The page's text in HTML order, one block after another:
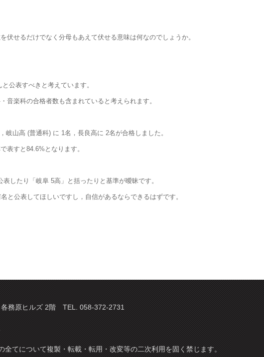
せるだけでなく分母もあえて伏せる意味は何なのでしょうか。
公表すべきと考えています。
楽科の合格者数も含まれていると考えられます。
山高 (普通科) に 1名，長良高に 2名が合格しました。
表すと84.6%となります。
したり「岐阜 5高」と括ったりと基準が曖昧です。
公表してほしいですし，自信があるならできるはずです。
務原ヒルズ 2階 TEL. 058-372-2731
てについて複製・転載・転用・改変等の二次利用を固く禁じます。